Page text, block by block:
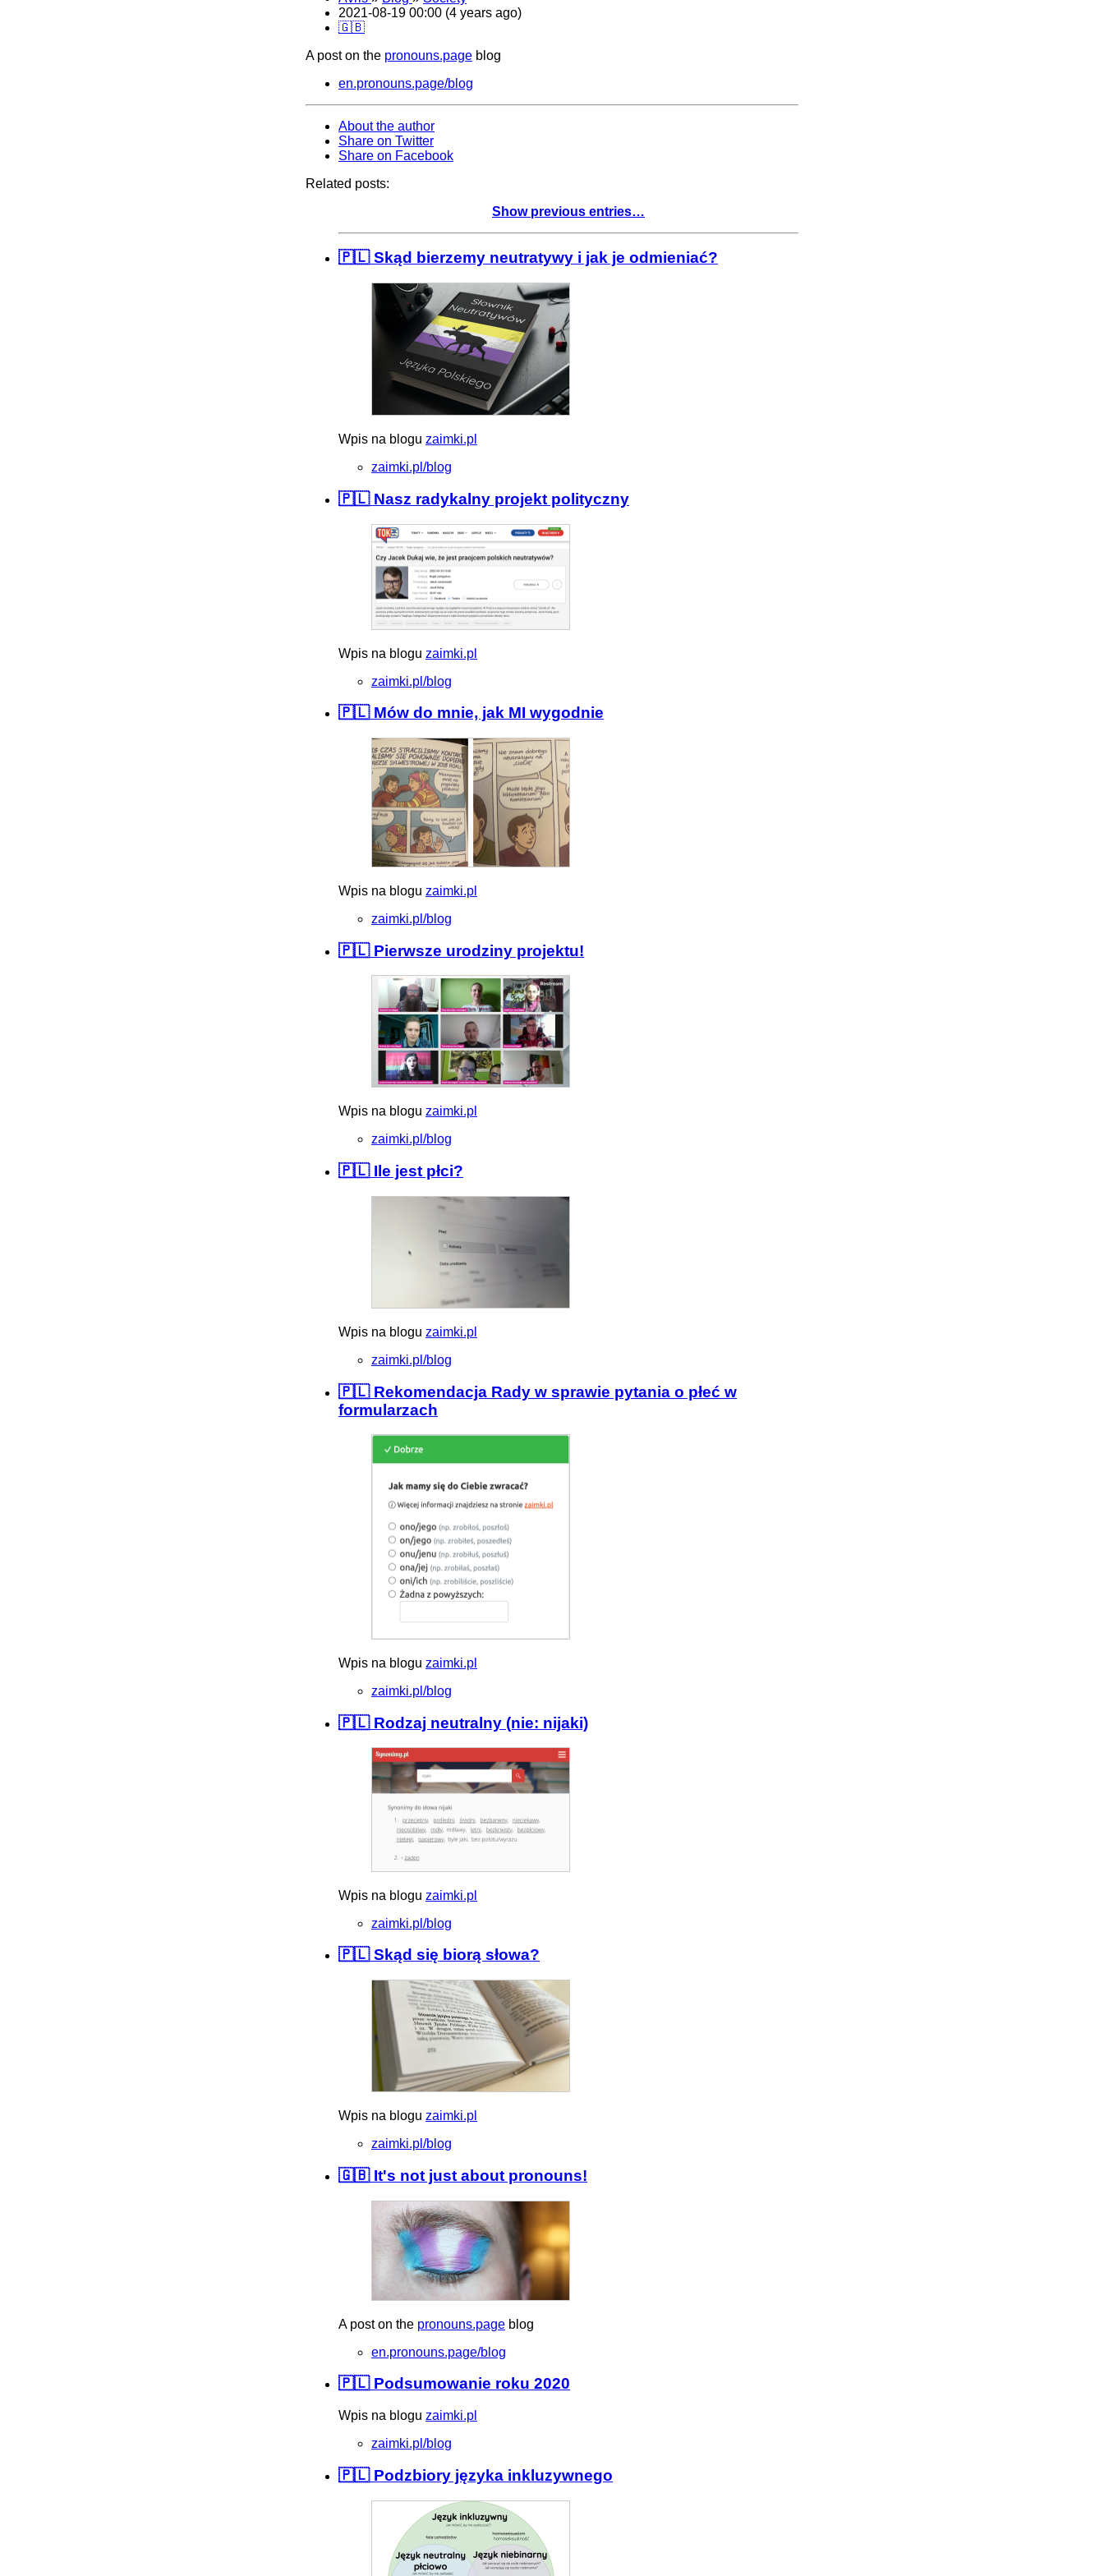
2021-08-19 00:00 (4 years ago)
🇬🇧
A post on the pronouns.page blog
en.pronouns.page/blog
About the author
Share on Twitter
Share on Facebook
Related posts:
Show previous entries…
🇵🇱 Skąd bierzemy neutratywy i jak je odmieniać?
Wpis na blogu zaimki.pl
zaimki.pl/blog
🇵🇱 Nasz radykalny projekt polityczny
Wpis na blogu zaimki.pl
zaimki.pl/blog
🇵🇱 Mów do mnie, jak MI wygodnie
Wpis na blogu zaimki.pl
zaimki.pl/blog
🇵🇱 Pierwsze urodziny projektu!
Wpis na blogu zaimki.pl
zaimki.pl/blog
🇵🇱 Ile jest płci?
Wpis na blogu zaimki.pl
zaimki.pl/blog
🇵🇱 Rekomendacja Rady w sprawie pytania o płeć w
formularzach
Wpis na blogu zaimki.pl
zaimki.pl/blog
🇵🇱 Rodzaj neutralny (nie: nijaki)
Wpis na blogu zaimki.pl
zaimki.pl/blog
🇵🇱 Skąd się biorą słowa?
Wpis na blogu zaimki.pl
zaimki.pl/blog
🇬🇧 It's not just about pronouns!
A post on the pronouns.page blog
en.pronouns.page/blog
🇵🇱 Podsumowanie roku 2020
Wpis na blogu zaimki.pl
zaimki.pl/blog
🇵🇱 Podzbiory języka inkluzywnego